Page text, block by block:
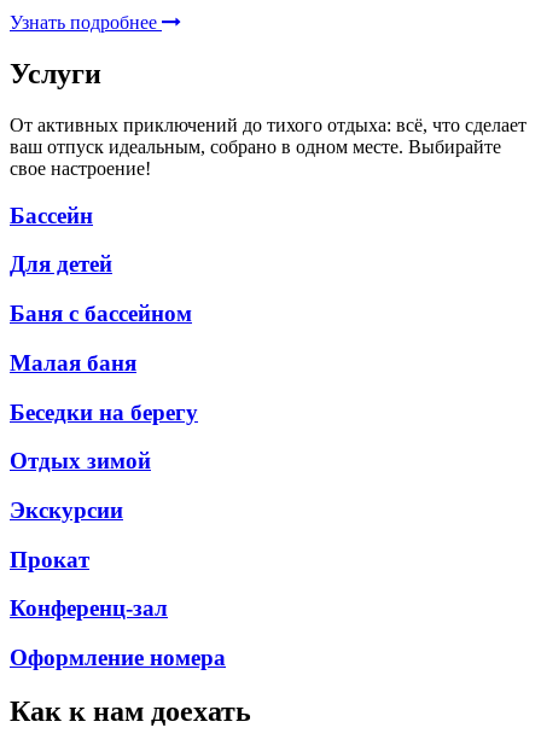
Узнать подробнее
Услуги
От активных приключений до тихого отдыха: всё, что сделает
ваш отпуск идеальным, собрано в одном месте. Выбирайте
свое настроение!
Бассейн
Для детей
Баня с бассейном
Малая баня
Беседки на берегу
Отдых зимой
Экскурсии
Прокат
Конференц-зал
Оформление номера
Как к нам доехать